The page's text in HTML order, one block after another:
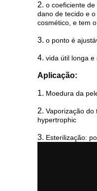
2. o coeficiente
dano de tecido e
cosmético, e tem
3. o ponto é
4. vida útil longa e
Aplicação:
1. Moedura da
2. Vaporização do
hypertrophic
3. Esterilização: